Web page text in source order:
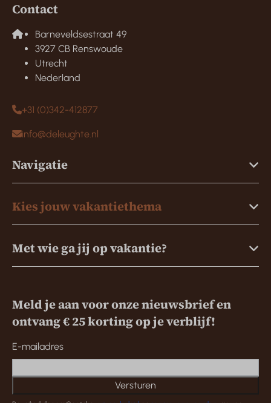
Contact
Barneveldsestraat 49
3927 CB Renswoude
Utrecht
Nederland
+31 (0)342-412877
info@deleughte.nl
Navigatie
Kies jouw vakantiethema
Met wie ga jij op vakantie?
Meld je aan voor onze nieuwsbrief en
ontvang € 25 korting op je verblijf!
E-mailadres
Versturen